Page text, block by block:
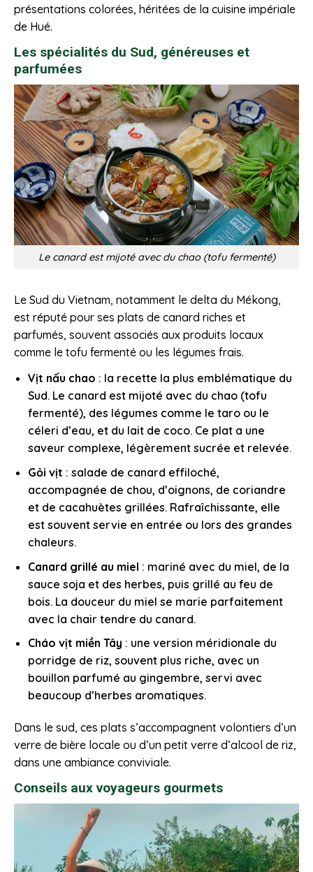
présentations colorées, héritées de la cuisine impériale
de Hué.
Les spécialités du Sud, généreuses et
parfumées
Le canard est mijoté avec du chao (tofu fermenté)
Le Sud du Vietnam, notamment le delta du Mékong,
est réputé pour ses plats de canard riches et
parfumés, souvent associés aux produits locaux
comme le tofu fermenté ou les légumes frais.
Vịt nấu chao : la recette la plus emblématique du
Sud. Le canard est mijoté avec du chao (tofu
fermenté), des légumes comme le taro ou le
céleri d’eau, et du lait de coco. Ce plat a une
saveur complexe, légèrement sucrée et relevée.
Gỏi vịt : salade de canard effiloché,
accompagnée de chou, d’oignons, de coriandre
et de cacahuètes grillées. Rafraîchissante, elle
est souvent servie en entrée ou lors des grandes
chaleurs.
Canard grillé au miel : mariné avec du miel, de la
sauce soja et des herbes, puis grillé au feu de
bois. La douceur du miel se marie parfaitement
avec la chair tendre du canard.
Cháo vịt miền Tây : une version méridionale du
porridge de riz, souvent plus riche, avec un
bouillon parfumé au gingembre, servi avec
beaucoup d’herbes aromatiques.
Dans le sud, ces plats s’accompagnent volontiers d’un
verre de bière locale ou d’un petit verre d’alcool de riz,
dans une ambiance conviviale.
Conseils aux voyageurs gourmets